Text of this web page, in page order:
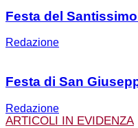
Festa del
Redazione
Festa di San
Redazione
ARTICOLI IN EVIDENZA